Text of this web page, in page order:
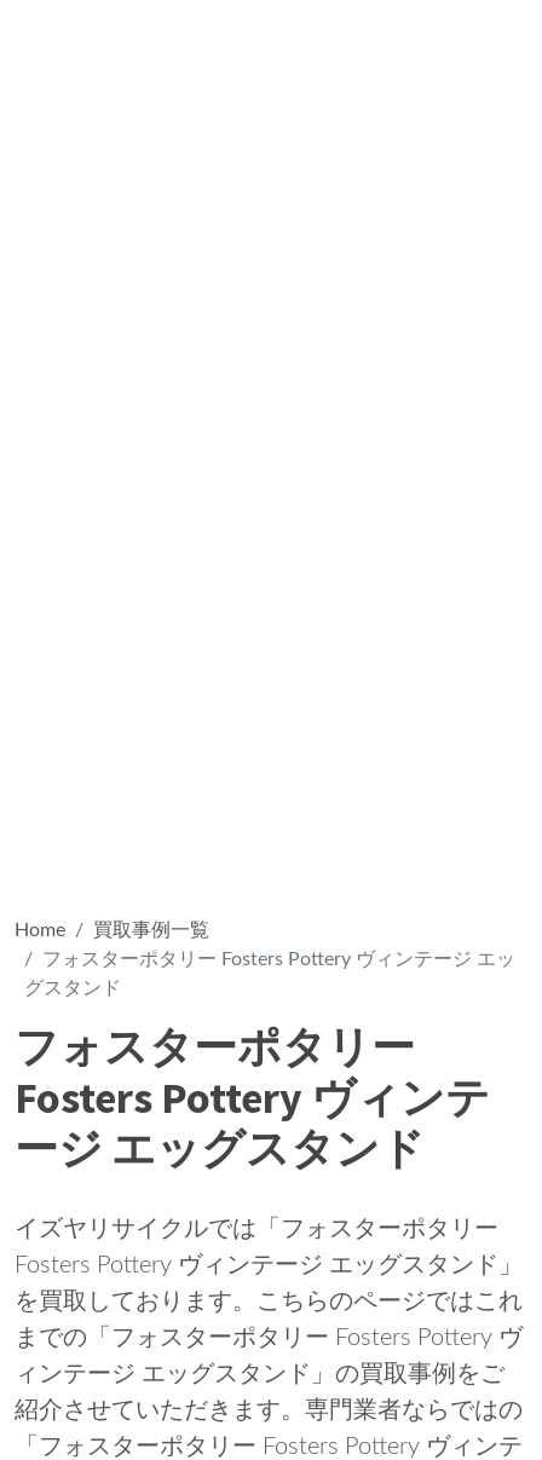
Home
買取事例一覧
フォスターポタリー Fosters Pottery ヴィンテージ エッ
グスタンド
フォスターポタリー
Fosters Pottery ヴィンテ
ージ エッグスタンド
イズヤリサイクルでは「フォスターポタリー
Fosters Pottery ヴィンテージ エッグスタンド」
を買取しております。こちらのページではこれ
までの「フォスターポタリー Fosters Pottery ヴ
ィンテージ エッグスタンド」の買取事例をご
紹介させていただきます。専門業者ならではの
「フォスターポタリー Fosters Pottery ヴィンテ